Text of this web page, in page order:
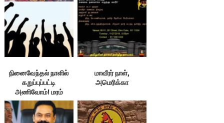
நினைவேந்தல் நாளில்
கறுப்புப்பட்டி
அணிவோம்! மரம்
நாட்டுவோம்! –
வி.உருத்திரகுமாரன்
மாவீரர் நாள்,
அமெரிக்கா